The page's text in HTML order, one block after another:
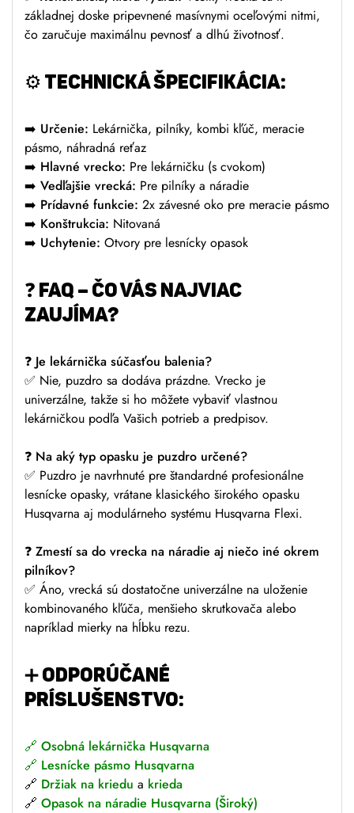
základnej doske pripevnené masívnymi oceľovými nitmi,
čo zaručuje maximálnu pevnosť a dlhú životnosť.
⚙️ TECHNICKÁ ŠPECIFIKÁCIA:
➡️ Určenie: Lekárnička, pilníky, kombi kľúč, meracie
pásmo, náhradná reťaz
➡️ Hlavné vrecko: Pre lekárničku (s cvokom)
➡️ Vedľajšie vrecká: Pre pilníky a náradie
➡️ Prídavné funkcie: 2x závesné oko pre meracie pásmo
➡️ Konštrukcia: Nitovaná
➡️ Uchytenie: Otvory pre lesnícky opasok
❓ FAQ – ČO VÁS NAJVIAC
ZAUJÍMA?
❓ Je lekárnička súčasťou balenia?
✅ Nie, puzdro sa dodáva prázdne. Vrecko je
univerzálne, takže si ho môžete vybaviť vlastnou
lekárničkou podľa Vašich potrieb a predpisov.
❓ Na aký typ opasku je puzdro určené?
✅ Puzdro je navrhnuté pre štandardné profesionálne
lesnícke opasky, vrátane klasického širokého opasku
Husqvarna aj modulárneho systému Husqvarna Flexi.
❓ Zmestí sa do vrecka na náradie aj niečo iné okrem
pilníkov?
✅ Áno, vrecká sú dostatočne univerzálne na uloženie
kombinovaného kľúča, menšieho skrutkovača alebo
napríklad mierky na hĺbku rezu.
➕ODPORÚČANÉ
PRÍSLUŠENSTVO:
🔗 Osobná lekárnička Husqvarna
🔗 Lesnícke pásmo Husqvarna
🔗 Držiak na kriedu a krieda
🔗 Opasok na náradie Husqvarna (Široký)